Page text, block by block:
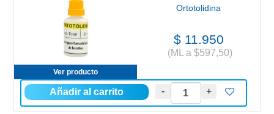
Ver producto
Ortotolidina
$ 11.950
(ML a $597,50)